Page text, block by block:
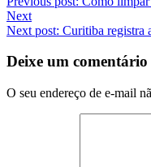
Next
Next post: Curitiba registra
Deixe um comentário
O seu endereço de e-mail